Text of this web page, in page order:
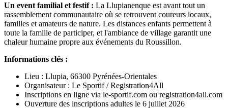
Un event familial et festif : La Llupianenque est avant tout un
rassemblement communautaire où se retrouvent coureurs locaux,
familles et amateurs de nature. Les distances enfants permettent à
toute la famille de participer, et l'ambiance de village garantit une
chaleur humaine propre aux événements du Roussillon.
Informations clés :
Lieu : Llupia, 66300 Pyrénées-Orientales
Organisateur : Le Sportif / Registration4All
Inscriptions en ligne via le-sportif.com ou registration4all.com
Ouverture des inscriptions adultes le 6 juillet 2026